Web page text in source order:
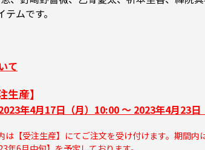
ムです。
て
産】
年4月17日（月）10:00 ～ 2023年4月23日
は【受注生産】にてご注文を受け付けます。期間内